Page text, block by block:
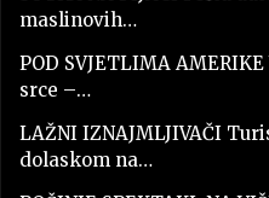
maslinovih…
POD SVJETLIMA
srce –…
LAŽNI IZNAJMLJIVAČI
dolaskom na…